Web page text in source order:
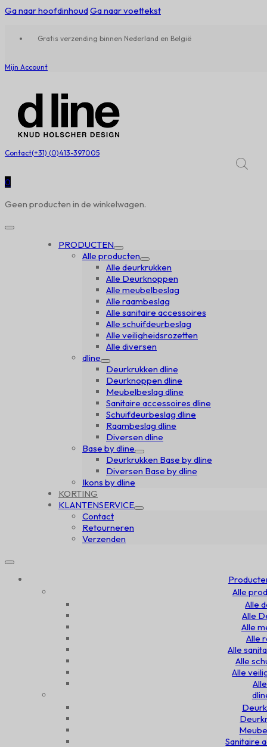
Ga naar hoofdinhoudGa naar voettekst
Gratis verzending binnen Nederland en België
Mijn Account
Contact(+31) (0)413-397005
0
Geen producten in de winkelwagen.
PRODUCTEN
Alle producten
Alle deurkrukken
Alle Deurknoppen
Alle meubelbeslag
Alle raambeslag
Alle sanitaire accessoires
Alle schuifdeurbeslag
Alle veiligheidsrozetten
Alle diversen
dline
Deurkrukken dline
Deurknoppen dline
Meubelbeslag dline
Sanitaire accessoires dline
Schuifdeurbeslag dline
Raambeslag dline
Diversen dline
Base by dline
Deurkrukken Base by dline
Diversen Base by dline
Ikons by dline
KORTING
KLANTENSERVICE
Contact
Retourneren
Verzenden
Alle
Alle
Alle
Alle
Alle
Alle
Alle
Alle
Sanitaire